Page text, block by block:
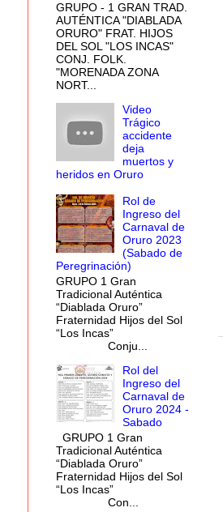
GRUPO - 1 GRAN TRAD.
AUTÉNTICA "DIABLADA
ORURO" FRAT. HIJOS
DEL SOL "LOS INCAS"
CONJ. FOLK.
"MORENADA ZONA
NORT...
Video
Trágico
accidente
deja
muertos y
heridos en Oruro
Rol de
Ingreso del
Carnaval de
Oruro 2023
(Sabado de
Peregrinación)
GRUPO 1 Gran
Tradicional Auténtica
“Diablada Oruro”
Fraternidad Hijos del Sol
“Los Incas”
Conju...
Rol del
Ingreso del
Carnaval de
Oruro 2024 -
Sabado
GRUPO 1 Gran
Tradicional Auténtica
“Diablada Oruro”
Fraternidad Hijos del Sol
“Los Incas”
Con...